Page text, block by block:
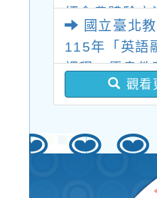
師食農體驗交
研習」活動
國立臺北
115年「英語
課程」優良教
分享線上研習
觀看